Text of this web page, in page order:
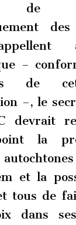
de
des
–
de
–, le
devrait
la
et la
tous de
dans